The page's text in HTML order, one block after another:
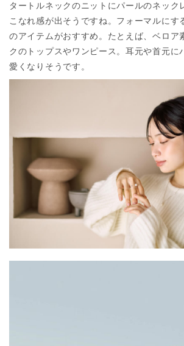
タートルネックのニットにパールのネック
こなれ感が出そうですね。フォーマルにす
のアイテムがおすすめ。たとえば、ベロア
クのトップスやワンピース。耳元や首元に
愛くなりそうです。